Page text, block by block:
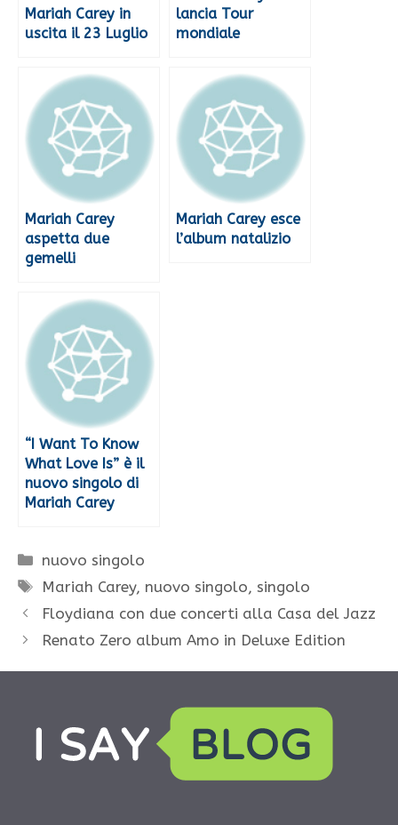
Mariah Carey in
uscita il 23 Luglio
lancia Tour
mondiale
Mariah Carey
aspetta due
gemelli
Mariah Carey esce
l’album natalizio
“I Want To Know
What Love Is” è il
nuovo singolo di
Mariah Carey
Categorie
nuovo singolo
Tag
Mariah Carey, nuovo singolo,singolo
Floydiana con due concerti alla Casa del Jazz
Renato Zero album Amo in Deluxe Edition